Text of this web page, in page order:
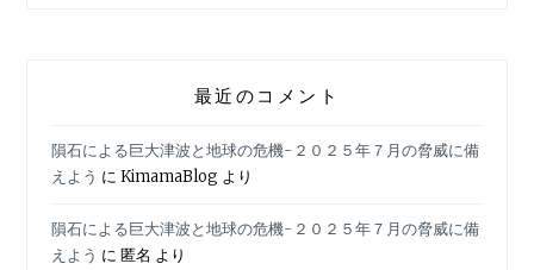
最近のコメント
隕石による巨大津波と地球の危機-２０２５年７月の脅威に備
えよう にKimamaBlog より
隕石による巨大津波と地球の危機-２０２５年７月の脅威に備
えよう に匿名 より